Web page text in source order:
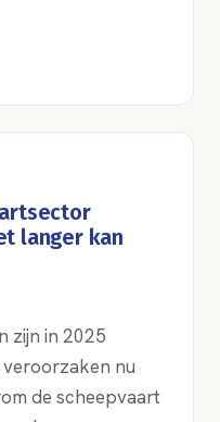
langer kan
zijn in 2025
nu
de scheepvaart